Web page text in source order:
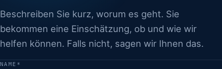
Beschreiben Sie kurz, worum es geht. Sie
bekommen eine Einschätzung, ob und wie wir
helfen können. Falls nicht, sagen wir Ihnen das.
NAME *